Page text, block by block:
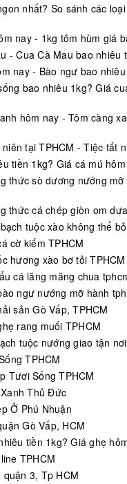
nhất? So sánh các
nay - 1kg tôm hùm giá
- Cua Cà Mau bao nhiêu
nay - Bào ngư bao
bao nhiêu 1kg? Giá
hôm nay - Tôm càng
tại TPHCM - Tiệc tất
tiền 1kg? Giá cá mú
thức sò dương nướng mỡ
thức cá chép giòn om
tuộc xào không thể
cờ kiếm TPHCM
hương xào bơ tỏi TPHCM
cá lăng măng chua
ngư nướng mỡ hành
sản Gò Vấp, TPHCM
rang muối TPHCM
tuộc nướng giao tận
TPHCM
Tươi Sống TPHCM
Thủ Đức
Ở Phú Nhuận
Gò Vấp, HCM
tiền 1kg? Giá ghẹ
TPHCM
3, Tp HCM